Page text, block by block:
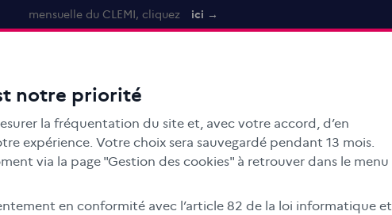
mensuelle du CLEMI, cliquez
ici →
notre priorité
la fréquentation du site et, avec votre accord, d’en
expérience. Votre choix sera sauvegardé pendant 13 mois.
via la page "Gestion des cookies" à retrouver dans le menu
en conformité avec l’article 82 de la loi informatique et